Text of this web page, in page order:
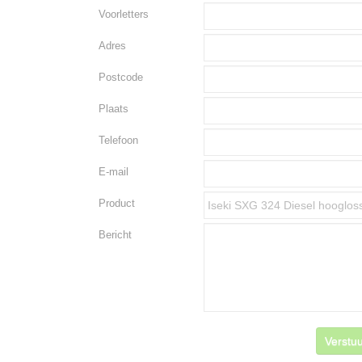
Voorletters
Adres
Postcode
Plaats
Telefoon
E-mail
Product
Bericht